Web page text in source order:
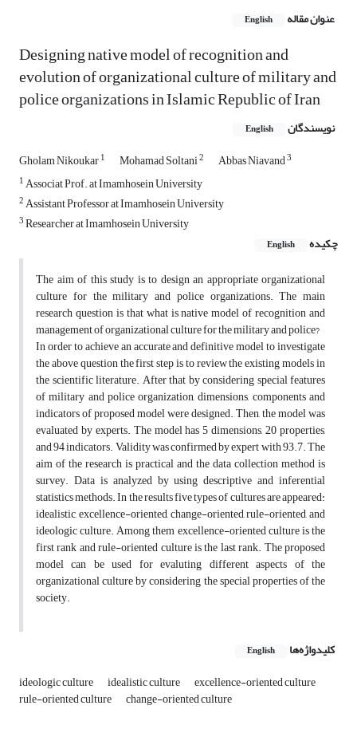
عنوان مقاله English
Designing native model of recognition and
evolution of organizational culture of military and
police organizations in Islamic Republic of Iran
نویسندگان English
Gholam Nikoukar1 Mohamad Soltani2 Abbas Niavand3
1Associat Prof. at Imamhosein University
2Assistant Professor at Imamhosein University
3Researcher at Imamhosein University
چکیده
English
The aim of this study is to design an appropriate organizational
culture for the military and police organizations. The main
research question is that what is native model of recognition and
management of organizational culture for the military and police?
In order to achieve an accurate and definitive model to investigate
the above question the first step is to review the existing models in
the scientific literature. After that by considering special features
of military and police organization, dimensions, components and
indicators of proposed model were designed. Then, the model was
evaluated by experts. The model has 5 dimensions, 20 properties,
and 94 indicators. Validity was confirmed by expert with 93.7. The
aim of the research is practical and the data collection method is
survey. Data is analyzed by using descriptive and inferential
statistics methods. In the results five types of cultures are appeared:
idealistic, excellence-oriented, change-oriented, rule-oriented, and
ideologic culture. Among them excellence-oriented culture is the
first rank and rule-oriented culture is the last rank. The proposed
model can be used for evaluting different aspects of the
organizational culture by considering the special properties of the
society.
کلیدواژه‌ها English
ideologic culture idealistic culture excellence-oriented culture
rule-oriented culture change-oriented culture